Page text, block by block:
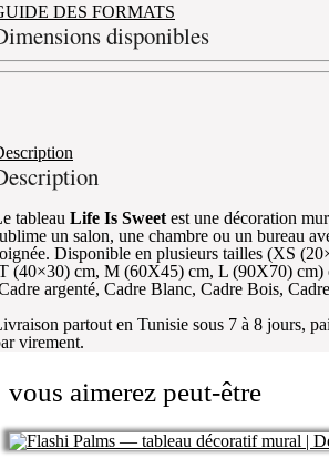
DES FORMATS
disponibles
tableau Life Is Sweet est une décoration
un salon, une chambre ou un bureau
Disponible en plusieurs tailles (XS
(40×30) cm, M (60X45) cm, L (90X70) cm)
argenté, Cadre Blanc, Cadre Bois,
partout en Tunisie sous 7 à 8 jours,
virement.
vous aimerez peut-être